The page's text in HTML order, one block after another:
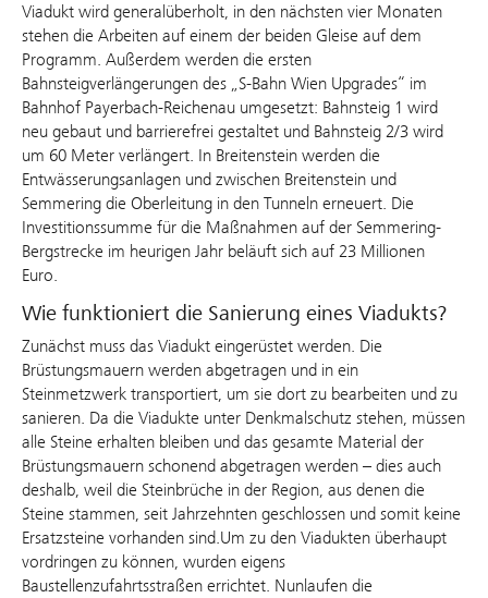
Viadukt wird generalüberholt, in den nächsten vier Monaten
stehen die Arbeiten auf einem der beiden Gleise auf dem
Programm. Außerdem werden die ersten
Bahnsteigverlängerungen des „S-Bahn Wien Upgrades“ im
Bahnhof Payerbach-Reichenau umgesetzt: Bahnsteig 1 wird
neu gebaut und barrierefrei gestaltet und Bahnsteig 2/3 wird
um 60 Meter verlängert. In Breitenstein werden die
Entwässerungsanlagen und zwischen Breitenstein und
Semmering die Oberleitung in den Tunneln erneuert. Die
Investitionssumme für die Maßnahmen auf der Semmering-
Bergstrecke im heurigen Jahr beläuft sich auf 23 Millionen
Euro.
Wie funktioniert die Sanierung eines Viadukts?
Zunächst muss das Viadukt eingerüstet werden. Die
Brüstungsmauern werden abgetragen und in ein
Steinmetzwerk transportiert, um sie dort zu bearbeiten und zu
sanieren. Da die Viadukte unter Denkmalschutz stehen, müssen
alle Steine erhalten bleiben und das gesamte Material der
Brüstungsmauern schonend abgetragen werden – dies auch
deshalb, weil die Steinbrüche in der Region, aus denen die
Steine stammen, seit Jahrzehnten geschlossen und somit keine
Ersatzsteine vorhanden sind.Um zu den Viadukten überhaupt
vordringen zu können, wurden eigens
Baustellenzufahrtsstraßen errichtet. Nunlaufen die